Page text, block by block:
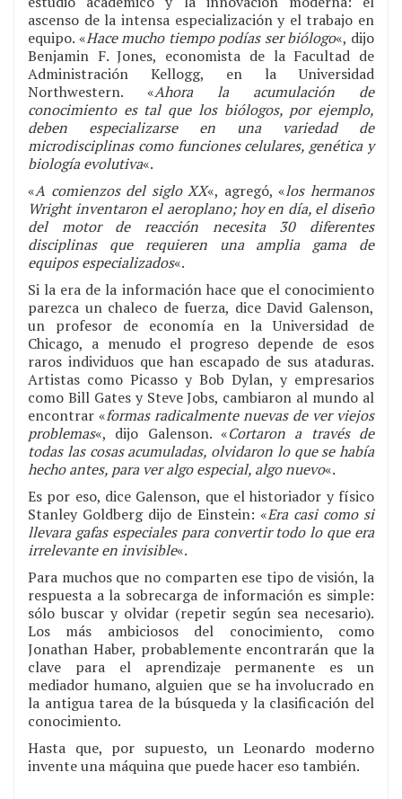
ascenso de la intensa especialización y el trabajo en
equipo. «Hace mucho tiempo podías ser biólogo«, dijo
Benjamin F. Jones, economista de la Facultad de
Administración Kellogg, en la Universidad
Northwestern. «Ahora la acumulación de
conocimiento es tal que los biólogos, por ejemplo,
deben especializarse en una variedad de
microdisciplinas como funciones celulares, genética y
biología evolutiva«.
«A comienzos del siglo XX«, agregó, «los hermanos
Wright inventaron el aeroplano; hoy en día, el diseño
del motor de reacción necesita 30 diferentes
disciplinas que requieren una amplia gama de
equipos especializados«.
Si la era de la información hace que el conocimiento
parezca un chaleco de fuerza, dice David Galenson,
un profesor de economía en la Universidad de
Chicago, a menudo el progreso depende de esos
raros individuos que han escapado de sus ataduras.
Artistas como Picasso y Bob Dylan, y empresarios
como Bill Gates y Steve Jobs, cambiaron al mundo al
encontrar «formas radicalmente nuevas de ver viejos
problemas«, dijo Galenson. «Cortaron a través de
todas las cosas acumuladas, olvidaron lo que se había
hecho antes, para ver algo especial, algo nuevo«.
Es por eso, dice Galenson, que el historiador y físico
Stanley Goldberg dijo de Einstein: «Era casi como si
llevara gafas especiales para convertir todo lo que era
irrelevante en invisible«.
Para muchos que no comparten ese tipo de visión, la
respuesta a la sobrecarga de información es simple:
sólo buscar y olvidar (repetir según sea necesario).
Los más ambiciosos del conocimiento, como
Jonathan Haber, probablemente encontrarán que la
clave para el aprendizaje permanente es un
mediador humano, alguien que se ha involucrado en
la antigua tarea de la búsqueda y la clasificación del
conocimiento.
Hasta que, por supuesto, un Leonardo moderno
invente una máquina que puede hacer eso también.